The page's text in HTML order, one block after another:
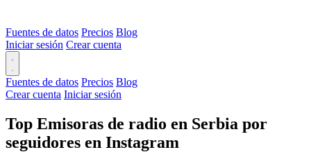
Fuentes de datos Precios Blog
Iniciar sesión Crear cuenta
Fuentes de datos Precios Blog
Crear cuenta Iniciar sesión
Top Emisoras de radio en Serbia por
seguidores en Instagram